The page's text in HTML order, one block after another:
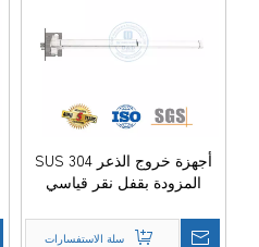
أجهزة خروج الذعر SUS 304
المزودة بقفل نقر قياسي
سلة الاستفسارات